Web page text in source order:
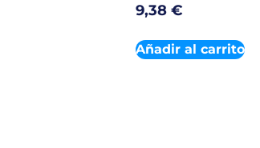
9,38 €
Añadir al carrito